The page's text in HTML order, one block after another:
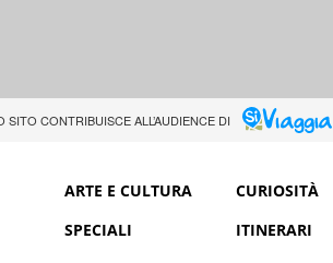
SITO CONTRIBUISCE ALL’AUDIENCE DI
ARTE E CULTURA CURIOSITÀ
SPECIALI ITINERARI